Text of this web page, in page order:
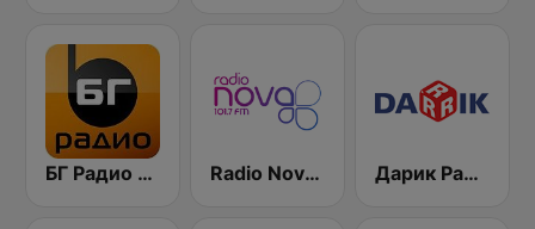
БГ Радио 91.9 ( BG Radio ) Radio Nova 101.7 FM Дарик Радио ( Darik Radio )